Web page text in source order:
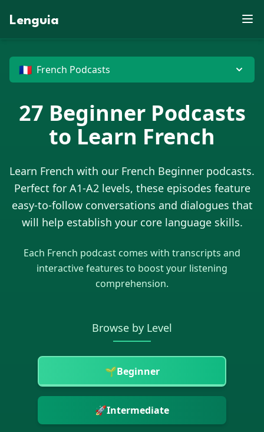
V
U
B
P
R
R
U
W
C F
X
U
H
Z M
G
O
U
D
X G
MB
G
M
X
J
E
T
P
E
N
G
W
Lenguia
🇫🇷 French Podcasts
27 Beginner Podcasts
to Learn French
Learn French with our French Beginner podcasts.
Perfect for A1-A2 levels, these episodes feature
easy-to-follow conversations and dialogues that
will help establish your core language skills.
Each French podcast comes with transcripts and
interactive features to boost your listening
comprehension.
Browse by Level
🌱Beginner
🚀Intermediate